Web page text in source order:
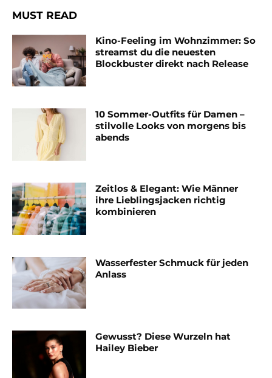
MUST READ
Kino-Feeling im Wohnzimmer: So
streamst du die neuesten
Blockbuster direkt nach Release
10 Sommer-Outfits für Damen –
stilvolle Looks von morgens bis
abends
Zeitlos & Elegant: Wie Männer
ihre Lieblingsjacken richtig
kombinieren
Wasserfester Schmuck für jeden
Anlass
Gewusst? Diese Wurzeln hat
Hailey Bieber